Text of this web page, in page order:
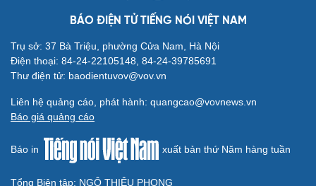
Cải chính
BÁO ĐIỆN TỬ TIẾNG NÓI VIỆT NAM
Trụ sở: 37 Bà Triệu, phường Cửa Nam, Hà Nội
Điện thoại: 84-24-22105148, 84-24-39785691
Thư điện tử: baodientuvov@vov.vn
Liên hệ quảng cáo, phát hành: quangcao@vovnews.vn
Báo giá quảng cáo
Báo in xuất bản thứ Năm hàng tuần
Tổng Biên tập: NGÔ THIỆU PHONG